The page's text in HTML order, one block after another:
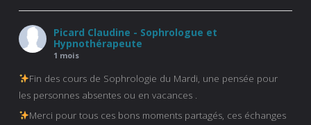
Picard Claudine - Sophrologue et
Hypnothérapeute
1 mois
Fin des cours de Sophrologie du Mardi, une pensée pour
les personnes absentes ou en vacances .
Merci pour tous ces bons moments partagés, ces échanges